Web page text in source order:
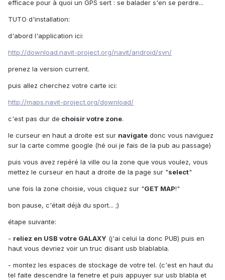
efficace pour à quoi un GPS sert : se balader s'en se perdre...
TUTO d'installation:
d'abord l'application ici:
http://download.navit-project.org/navit/android/svn/
prenez la version current.
puis allez cherchez votre carte ici:
http://maps.navit-project.org/download/
c'est pas dur de choisir votre zone.
le curseur en haut a droite est sur navigate donc vous naviguez
sur la carte comme google (hé oui je fais de la pub au passage)
puis vous avez repéré la ville ou la zone que vous voulez, vous
mettez le curseur en haut a droite de la page sur "select"
une fois la zone choisie, vous cliquez sur "GET MAP!"
bon pause, c'était déjà du sport... ;)
étape suivante:
- reliez en USB votre GALAXY (j'ai celui la donc PUB) puis en
haut vous devriez voir un truc disant usb blablabla.
- montez les espaces de stockage de votre tel. (c'est en haut du
tel faite descendre la fenetre et puis appuyer sur usb blabla et